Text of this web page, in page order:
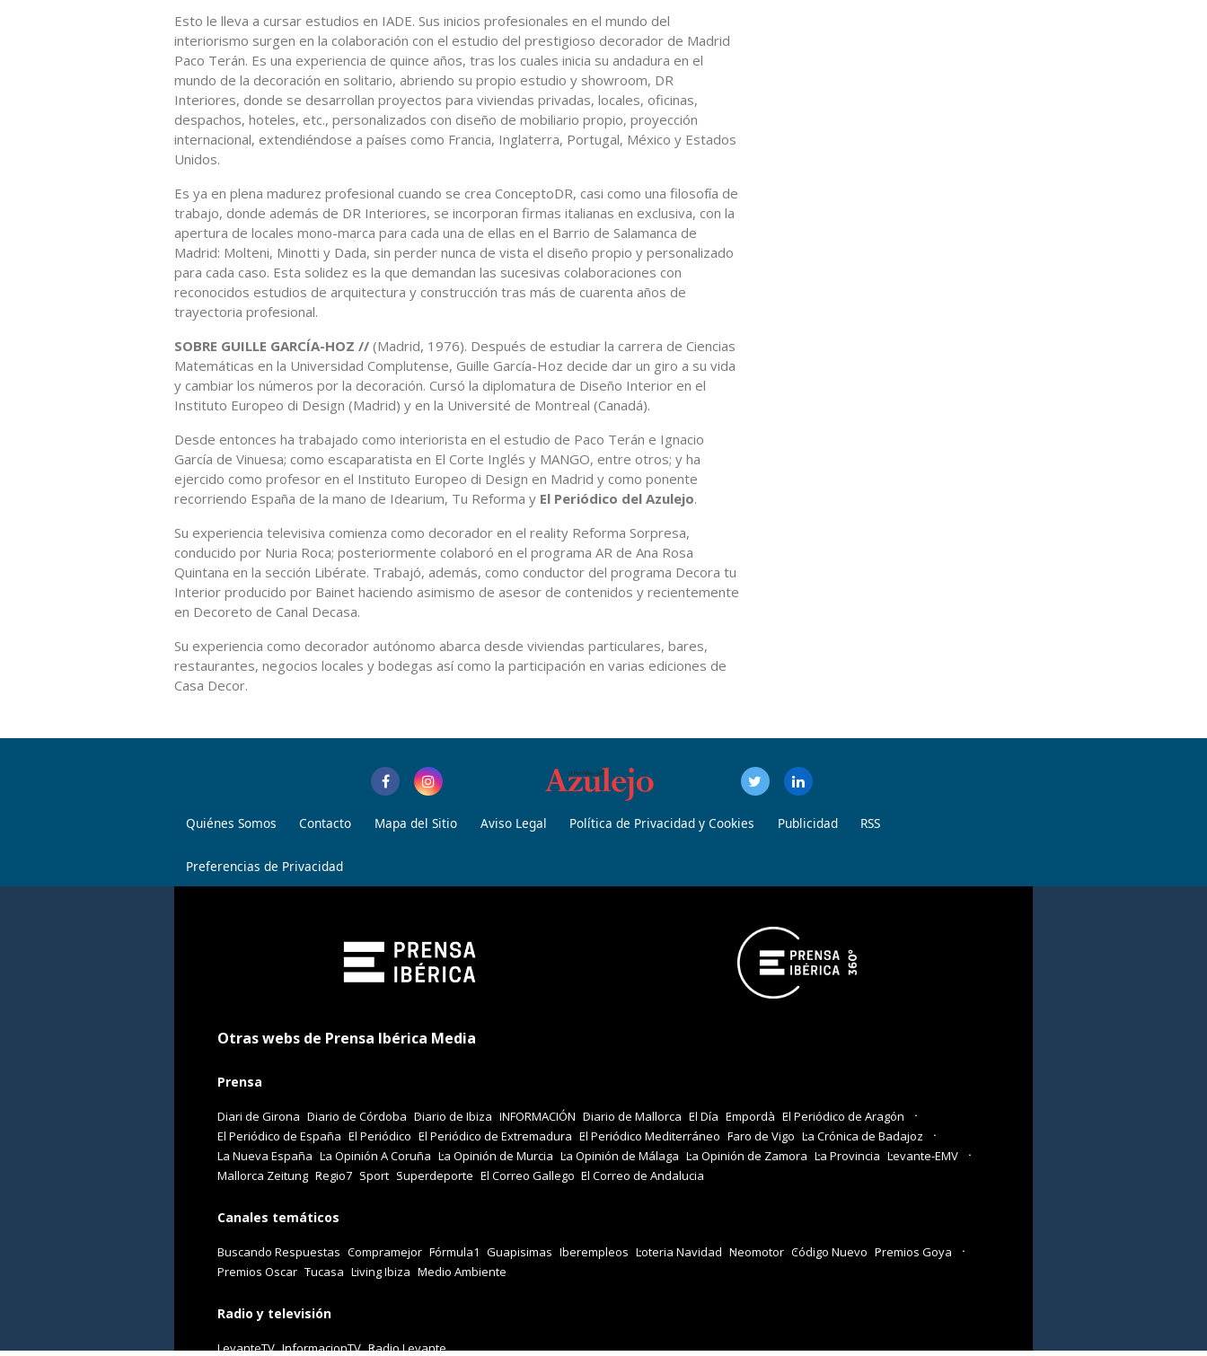
Esto le lleva a cursar estudios en IADE. Sus inicios profesionales en el mundo del
interiorismo surgen en la colaboración con el estudio del prestigioso decorador de Madrid
Paco Terán. Es una experiencia de quince años, tras los cuales inicia su andadura en el
mundo de la decoración en solitario, abriendo su propio estudio y showroom, DR
Interiores, donde se desarrollan proyectos para viviendas privadas, locales, oficinas,
despachos, hoteles, etc., personalizados con diseño de mobiliario propio, proyección
internacional, extendiéndose a países como Francia, Inglaterra, Portugal, México y Estados
Unidos.
Es ya en plena madurez profesional cuando se crea ConceptoDR, casi como una filosofía de
trabajo, donde además de DR Interiores, se incorporan firmas italianas en exclusiva, con la
apertura de locales mono-marca para cada una de ellas en el Barrio de Salamanca de
Madrid: Molteni, Minotti y Dada, sin perder nunca de vista el diseño propio y personalizado
para cada caso. Esta solidez es la que demandan las sucesivas colaboraciones con
reconocidos estudios de arquitectura y construcción tras más de cuarenta años de
trayectoria profesional.
SOBRE GUILLE GARCÍA-HOZ // (Madrid, 1976). Después de estudiar la carrera de Ciencias
Matemáticas en la Universidad Complutense, Guille García-Hoz decide dar un giro a su vida
y cambiar los números por la decoración. Cursó la diplomatura de Diseño Interior en el
Instituto Europeo di Design (Madrid) y en la Université de Montreal (Canadá).
Desde entonces ha trabajado como interiorista en el estudio de Paco Terán e Ignacio
García de Vinuesa; como escaparatista en El Corte Inglés y MANGO, entre otros; y ha
ejercido como profesor en el Instituto Europeo di Design en Madrid y como ponente
recorriendo España de la mano de Idearium, Tu Reforma y El Periódico del Azulejo.
Su experiencia televisiva comienza como decorador en el reality Reforma Sorpresa,
conducido por Nuria Roca; posteriormente colaboró en el programa AR de Ana Rosa
Quintana en la sección Libérate. Trabajó, además, como conductor del programa Decora tu
Interior producido por Bainet haciendo asimismo de asesor de contenidos y recientemente
en Decoreto de Canal Decasa.
Su experiencia como decorador autónomo abarca desde viviendas particulares, bares,
restaurantes, negocios locales y bodegas así como la participación en varias ediciones de
Casa Decor.
Quiénes Somos Contacto Mapa del Sitio Aviso Legal Política de Privacidad y Cookies Publicidad RSS
Preferencias de Privacidad
Otras webs de Prensa Ibérica Media
Prensa
Diari de Girona Diario de Córdoba Diario de Ibiza INFORMACIÓN Diario de Mallorca El Día Empordà El Periódico de Aragón
El Periódico de España El Periódico El Periódico de Extremadura El Periódico Mediterráneo Faro de Vigo La Crónica de Badajoz
La Nueva España La Opinión A Coruña La Opinión de Murcia La Opinión de Málaga La Opinión de Zamora La Provincia Levante-EMV
Mallorca Zeitung Regio7 Sport Superdeporte El Correo Gallego El Correo de Andalucia
Canales temáticos
Buscando Respuestas Compramejor Fórmula1 Guapisimas Iberempleos Loteria Navidad Neomotor Código Nuevo Premios Goya
Premios Oscar Tucasa Living Ibiza Medio Ambiente
Radio y televisión
LevanteTV InformacionTV Radio Levante